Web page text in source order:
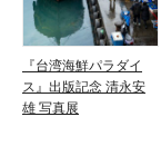
『台湾海鮮パラダイ
ス』出版記念 清永安
雄 写真展